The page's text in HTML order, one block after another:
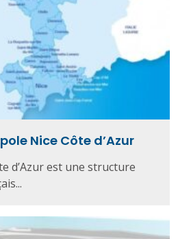
Nice Côte d’Azur
d’Azur est une structure